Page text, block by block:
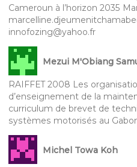
Cameroun à l’horizon 2035
innofozing@yahoo.fr
Mezui M'Obiang
RAIFFET 2008 Les
d’enseignement de la
curriculum de brevet de
systèmes motorisés au
Michel Towa Koh